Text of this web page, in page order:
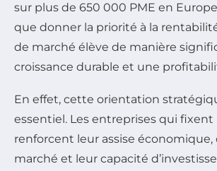
sur plus de 650 000 PME en
que donner la priorité à la
de marché élève de manière
croissance durable et une
En effet, cette orientation
essentiel. Les entreprises qui
renforcent leur assise économique,
marché et leur capacité